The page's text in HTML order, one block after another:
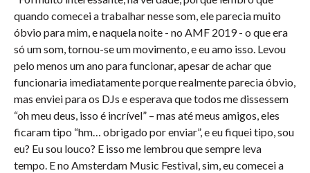
quando comecei a trabalhar nesse som, ele parecia muito
óbvio para mim, e naquela noite - no AMF 2019 - o que era
só um som, tornou-se um movimento, e eu amo isso. Levou
pelo menos um ano para funcionar, apesar de achar que
funcionaria imediatamente porque realmente parecia óbvio,
mas enviei para os DJs e esperava que todos me dissessem
“oh meu deus, isso é incrível” – mas até meus amigos, eles
ficaram tipo “hm… obrigado por enviar”, e eu fiquei tipo, sou
eu? Eu sou louco? E isso me lembrou que sempre leva
tempo. E no Amsterdam Music Festival, sim, eu comecei a